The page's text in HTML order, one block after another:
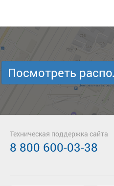
Посмотреть
Техническая поддержка сайта
8 800 600-03-38